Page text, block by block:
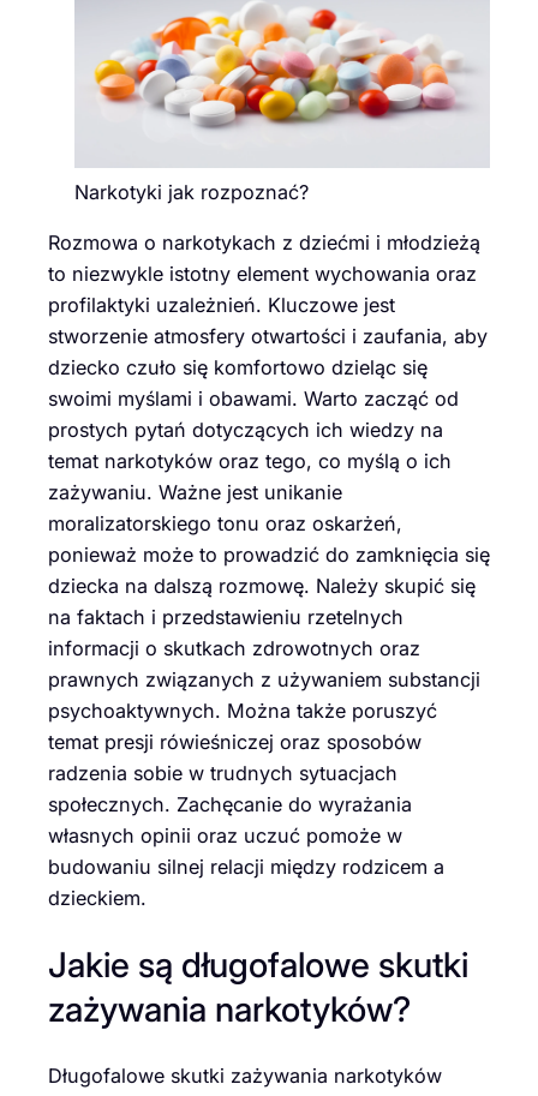
Narkotyki jak rozpoznać?
Rozmowa o narkotykach z dziećmi i młodzieżą
to niezwykle istotny element wychowania oraz
profilaktyki uzależnień. Kluczowe jest
stworzenie atmosfery otwartości i zaufania, aby
dziecko czuło się komfortowo dzieląc się
swoimi myślami i obawami. Warto zacząć od
prostych pytań dotyczących ich wiedzy na
temat narkotyków oraz tego, co myślą o ich
zażywaniu. Ważne jest unikanie
moralizatorskiego tonu oraz oskarżeń,
ponieważ może to prowadzić do zamknięcia się
dziecka na dalszą rozmowę. Należy skupić się
na faktach i przedstawieniu rzetelnych
informacji o skutkach zdrowotnych oraz
prawnych związanych z używaniem substancji
psychoaktywnych. Można także poruszyć
temat presji rówieśniczej oraz sposobów
radzenia sobie w trudnych sytuacjach
społecznych. Zachęcanie do wyrażania
własnych opinii oraz uczuć pomoże w
budowaniu silnej relacji między rodzicem a
dzieckiem.
Jakie są długofalowe skutki
zażywania narkotyków?
Długofalowe skutki zażywania narkotyków